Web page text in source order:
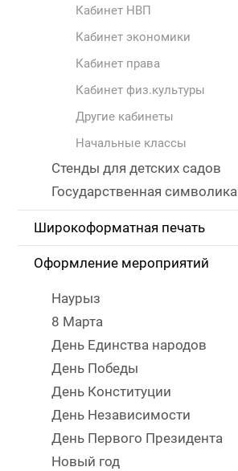
Кабинет НВП
Кабинет экономики
Кабинет права
Кабинет физ.культуры
Другие кабинеты
Начальные классы
Стенды для детских садов
Государственная символика
Широкоформатная печать
Оформление мероприятий
Наурыз
8 Марта
День Единства народов
День Победы
День Конституции
День Независимости
День Первого Президента
Новый год